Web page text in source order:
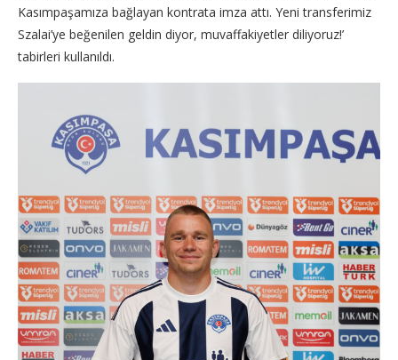
Kasımpaşamıza bağlayan kontrata imza attı. Yeni transferimiz
Szalai’ye beğenilen geldin diyor, muvaffakiyetler diliyoruz!’
tabirleri kullanıldı.